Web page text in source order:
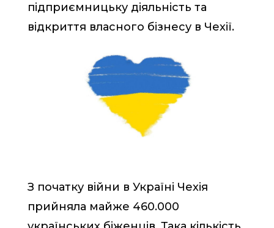
підприємницьку діяльність та
відкриття власного бізнесу в Чехії.
З початку війни в Україні Чехія
прийняла майже 460.000